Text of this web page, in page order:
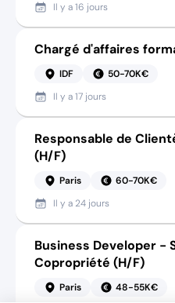
Il y a16 jours
Chargé d'affaires
IDF
50-70K€
Il y a17 jours
Responsable de
(H/F)
Paris
60-70K€
Il y a 24 jours
Business Developer -
Copropriété (H/F)
Paris
48-55K€